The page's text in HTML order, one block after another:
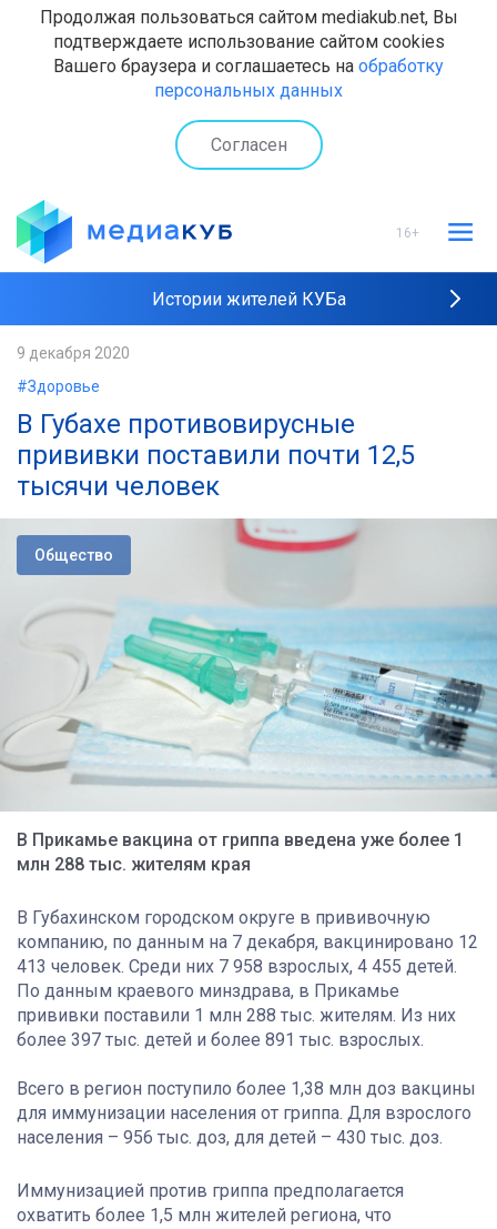
Продолжая пользоваться сайтом mediakub.net, Вы
подтверждаете использование сайтом cookies
Вашего браузера и соглашаетесь на обработку
персональных данных
Согласен
16+
Истории жителей КУБа
9 декабря 2020
#Здоровье
В Губахе противовирусные
прививки поставили почти 12,5
тысячи человек
Общество
В Прикамье вакцина от гриппа введена уже более 1
млн 288 тыс. жителям края
В Губахинском городском округе в прививочную
компанию, по данным на 7 декабря, вакцинировано 12
413 человек. Среди них 7 958 взрослых, 4 455 детей.
По данным краевого минздрава, в Прикамье
прививки поставили 1 млн 288 тыс. жителям. Из них
более 397 тыс. детей и более 891 тыс. взрослых.
Всего в регион поступило более 1,38 млн доз вакцины
для иммунизации населения от гриппа. Для взрослого
населения – 956 тыс. доз, для детей – 430 тыс. доз.
Иммунизацией против гриппа предполагается
охватить более 1,5 млн жителей региона, что